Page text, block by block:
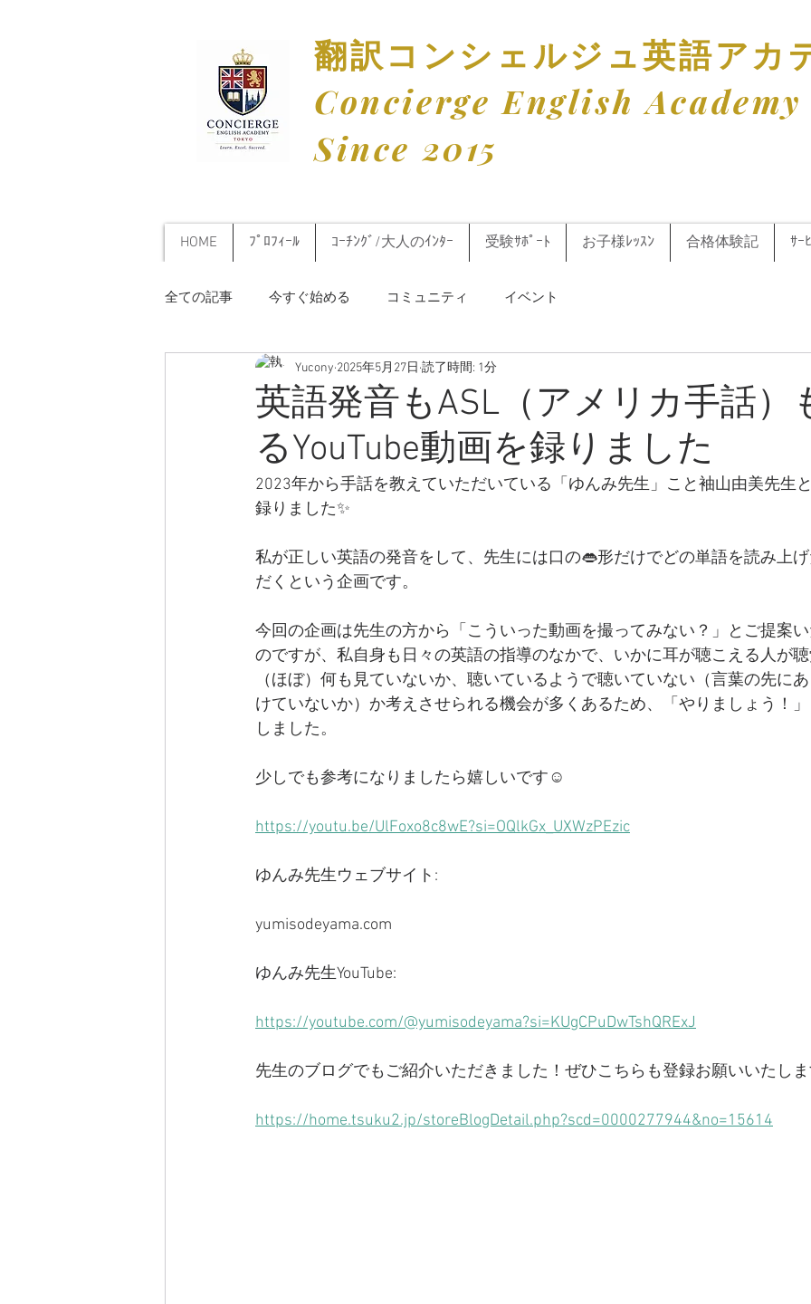
翻訳コンシェルジュ英語アカ
​Concierge English
​Since 2015
HOME ﾌﾟﾛﾌｨｰﾙ ｺｰﾁﾝｸﾞ/大人のｲﾝﾀｰ 受験ｻﾎﾟｰﾄ お子様ﾚｯｽﾝ 合格体験記 ｻｰ
全ての記事 今すぐ始める コミュニティ イベント
英語発音もASL（アメリカ手話）
るYouTube動画を録りました
Yucony 2025年5月27日 読了時間: 1分
2023年から手話を教えていただいている「ゆんみ先生」こと袖山由美先生
録りました✨
私が正しい英語の発音をして、先生には口の👄形だけでどの単語を読み上
だくという企画です。
今回の企画は先生の方から「こういった動画を撮ってみない？」とご提案
のですが、私自身も日々の英語の指導のなかで、いかに耳が聴こえる人が
（ほぼ）何も見ていないか、聴いているようで聴いていない（言葉の先に
けていないか）か考えさせられる機会が多くあるため、「やりましょう！
しました。
少しでも参考になりましたら嬉しいです☺️
https://youtu.be/UlFoxo8c8wE?si=OQlkGx_UXWzPEzic
ゆんみ先生ウェブサイト:
yumisodeyama.com
ゆんみ先生YouTube:
https://youtube.com/@yumisodeyama?si=KUgCPuDwTshQRExJ
先生のブログでもご紹介いただきました！ぜひこちらも登録お願いいたしま
https://home.tsuku2.jp/storeBlogDetail.php?scd=0000277944&no=15614